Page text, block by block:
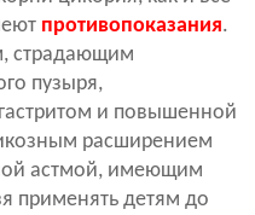
противопоказания.
страдающим
пузыря,
и повышенной
расширением
астмой, имеющим
применять детям до